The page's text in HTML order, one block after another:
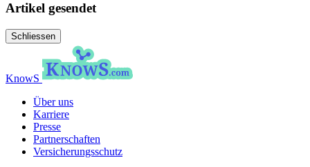
Artikel gesendet
Schliessen
KnowS
Über uns
Karriere
Presse
Partnerschaften
Versicherungsschutz